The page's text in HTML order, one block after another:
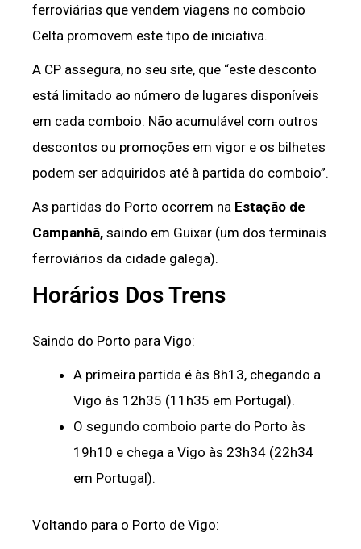
ferroviárias que vendem viagens no comboio
Celta promovem este tipo de iniciativa.
A CP assegura, no seu site, que “este desconto
está limitado ao número de lugares disponíveis
em cada comboio. Não acumulável com outros
descontos ou promoções em vigor e os bilhetes
podem ser adquiridos até à partida do comboio”.
As partidas do Porto ocorrem na Estação de
Campanhã, saindo em Guixar (um dos terminais
ferroviários da cidade galega).
Horários Dos Trens
Saindo do Porto para Vigo:
A primeira partida é às 8h13, chegando a
Vigo às 12h35 (11h35 em Portugal).
O segundo comboio parte do Porto às
19h10 e chega a Vigo às 23h34 (22h34
em Portugal).
Voltando para o Porto de Vigo: